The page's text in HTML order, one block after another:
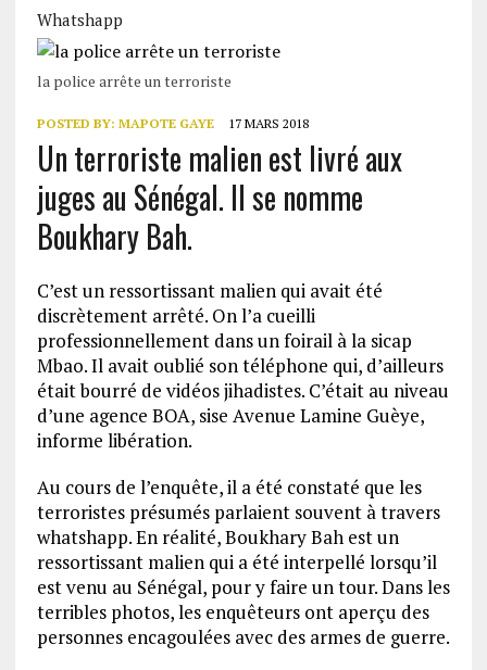
Whatshapp
la police arrête un terroriste
POSTED BY: MAPOTE GAYE 17 MARS 2018
Un terroriste malien est livré aux
juges au Sénégal. Il se nomme
Boukhary Bah.
C’est un ressortissant malien qui avait été
discrètement arrêté. On l’a cueilli
professionnellement dans un foirail à la sicap
Mbao. Il avait oublié son téléphone qui, d’ailleurs
était bourré de vidéos jihadistes. C’était au niveau
d’une agence BOA, sise Avenue Lamine Guèye,
informe libération.
Au cours de l’enquête, il a été constaté que les
terroristes présumés parlaient souvent à travers
whatshapp. En réalité, Boukhary Bah est un
ressortissant malien qui a été interpellé lorsqu’il
est venu au Sénégal, pour y faire un tour. Dans les
terribles photos, les enquêteurs ont aperçu des
personnes encagoulées avec des armes de guerre.